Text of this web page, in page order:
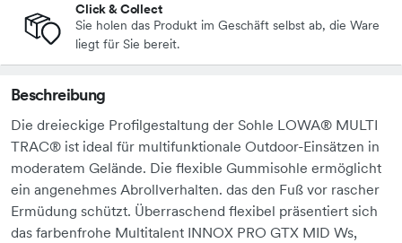
Click & Collect
Sie holen das Produkt im Geschäft selbst ab, die Ware
liegt für Sie bereit.
Beschreibung
Die dreieckige Profilgestaltung der Sohle LOWA® MULTI
TRAC® ist ideal für multifunktionale Outdoor-Einsätzen in
moderatem Gelände. Die flexible Gummisohle ermöglicht
ein angenehmes Abrollverhalten. das den Fuß vor rascher
Ermüdung schützt. Überraschend flexibel präsentiert sich
das farbenfrohe Multitalent INNOX PRO GTX MID Ws,